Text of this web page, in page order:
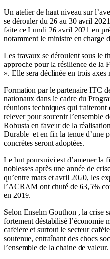
Un atelier de haut niveau sur
se dérouler du 26 au 30 avril
faite ce Lundi 26 avril 2021 en
notamment le ministre en charge
Les travaux se déroulent sous le
approche pour la résilience de la
». Elle sera déclinée en trois axes
Formation par le partenaire ITC
nationaux dans le cadre du
réunions techniques qui traiteront
relever pour soutenir l’ensemble
Robusta en faveur de la
Durable et en fin la tenue d’une
concrètes seront adoptées.
Le but poursuivi est d’amener la
noblesses après une année de
qu’entre mars et avril 2020, les
l’ACRAM ont chuté de 63,5%
en 2019.
Selon Enselm Gouthon , la crise
fortement déstabilisé l’économie
caféière et surtout le secteur
soutenue, entraînant des chocs
l’ensemble de la chaine de valeur.